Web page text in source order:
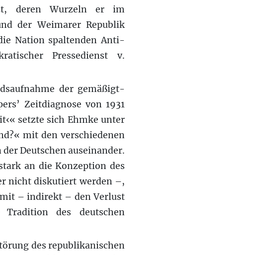
deren Wurzeln er im
der Weimarer Republik
Nation spaltenden Anti-
Pressedienst v.
der gemäßigt-
Zeitdiagnose von 1931
setzte sich Ehmke unter
mit den verschiedenen
Deutschen auseinander.
an die Konzeption des
nicht diskutiert werden –,
– indirekt – den Verlust
des deutschen
des republikanischen